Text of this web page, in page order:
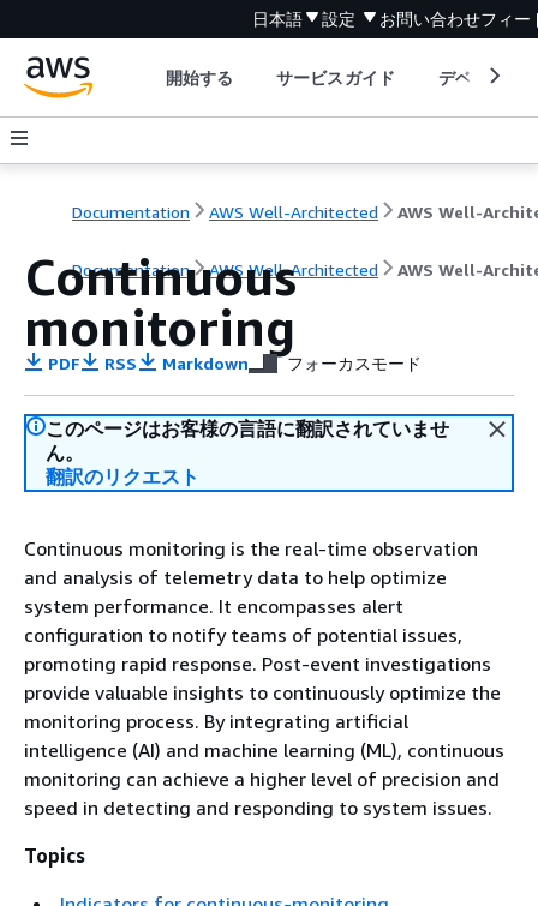
日本語 設定 お問い合わせフィー
開始する サービスガイド デベロッパ
Documentation AWS Well-Architected
Documentation AWS Well-Architected AWS Well-
Continuous
monitoring
PDF RSS Markdown フォーカスモード
このページはお客様の言語に翻訳されていませ
ん。
翻訳のリクエスト
Continuous monitoring is the real-time observation
and analysis of telemetry data to help optimize
system performance. It encompasses alert
configuration to notify teams of potential issues,
promoting rapid response. Post-event investigations
provide valuable insights to continuously optimize the
monitoring process. By integrating artificial
intelligence (AI) and machine learning (ML), continuous
monitoring can achieve a higher level of precision and
speed in detecting and responding to system issues.
Topics